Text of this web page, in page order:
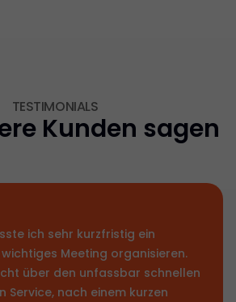
TESTIMONIALS
Kunden sagen
ich sehr kurzfristig ein
Meeting organisieren.
über den unfassbar schnellen
Service, nach einem kurzen